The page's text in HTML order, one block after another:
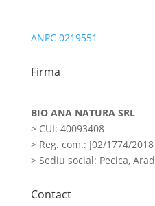
ANPC 0219551
Firma
BIO ANA NATURA SRL
> CUI: 40093408
> Reg. com.: J02/1774/2018
> Sediu social: Pecica, Arad
Contact